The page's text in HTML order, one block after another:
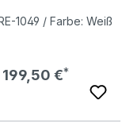
1049 / Farbe: Weiß
Regulärer Preis:
199,50 €